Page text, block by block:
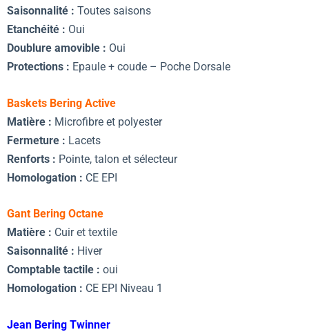
Saisonnalité : Toutes saisons
Etanchéité : Oui
Doublure amovible : Oui
Protections : Epaule + coude – Poche Dorsale
Baskets Bering Active
Matière : Microfibre et polyester
Fermeture : Lacets
Renforts : Pointe, talon et sélecteur
Homologation : CE EPI
Gant Bering Octane
Matière : Cuir et textile
Saisonnalité : Hiver
Comptable tactile : oui
Homologation : CE EPI Niveau 1
Jean Bering Twinner